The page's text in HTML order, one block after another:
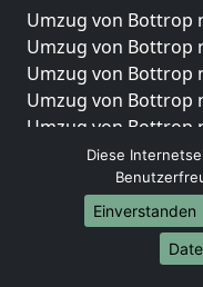
Umzug von Bottrop
Umzug von Bottrop
Umzug von Bottrop
Umzug von Bottrop
Umzug von Bottrop
Umzug von
Umzug von
Umzug von Bottrop
Umzug von
Umzug von Bottrop
Diese
Einverstanden